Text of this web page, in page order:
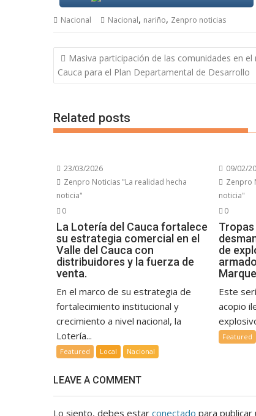
Nacional Nacional, nariño, Zenpro noticias
Navegación
de
entradas
Masiva participación de las comunidades en el
Cauca para el Plan Departamental de Desarrollo
Related posts
23/03/2026
Zenpro Noticias "La realidad hecha
noticia"
0
La Lotería del Cauca fortalece
su estrategia comercial en el
Valle del Cauca con
distribuidores y la fuerza de
venta.
En el marco de su estrategia de
fortalecimiento institucional y
crecimiento a nivel nacional, la
Lotería...
Featured Local Nacional
09/02/
Zenpro
noticia"
0
Tropas
de
Este
acopio
Featured
LEAVE A COMMENT
Lo siento, debes estar conectado para publicar